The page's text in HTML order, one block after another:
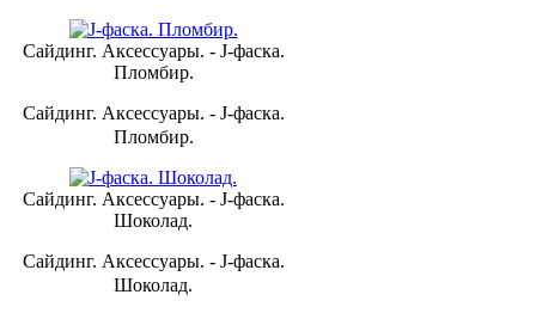
Сайдинг. Аксессуары. - J-фаска.
Пломбир.
Сайдинг. Аксессуары. - J-фаска.
Пломбир.
Сайдинг. Аксессуары. - J-фаска.
Шоколад.
Сайдинг. Аксессуары. - J-фаска.
Шоколад.